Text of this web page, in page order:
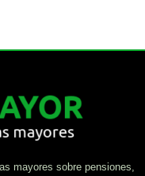
mayores sobre pensiones,